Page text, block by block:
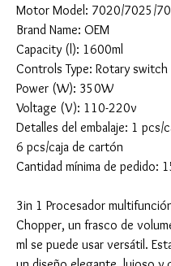
Motor Model: 7020/7025/
Brand Name: OEM
Capacity (l): 1600ml
Controls Type: Rotary switch
Power (W): 350W
Voltage (V): 110-220v
Detalles del embalaje: 1 pcs/
6 pcs/caja de cartón
Cantidad mínima de pedido:
3in 1 Procesador
Chopper, un frasco de
ml se puede usar versátil.